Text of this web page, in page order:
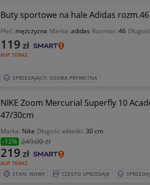
Buty sportowe na hale Adidas rozm.46
Płeć: mężczyzna Marka: adidas Rozmiar: 46
KUP TERAZ
119 zł
SPRZEDAJĄCY: OSOBA PRYWATNA
NIKE Zoom Mercurial Superfly 10
47/30cm
Marka: Nike Długość wkładki: 30 cm
-12% 249,00 zł
KUP TERAZ
219 zł
STAN: NOWY CZĘSTO SPRZEDAJE